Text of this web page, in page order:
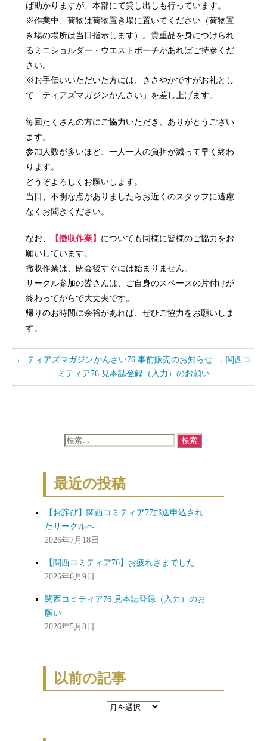
ば助かりますが、本部にて貸し出しも行っています。
※作業中、荷物は荷物置き場に置いてください（荷物置
き場の場所は当日指示します）。貴重品を身につけられ
るミニショルダー・ウエストポーチがあればご持参くだ
さい。
※お手伝いいただいた方には、ささやかですがお礼とし
て「ティアズマガジンかんさい」を差し上げます。
毎回たくさんの方にご協力いただき、ありがとうござい
ます。
参加人数が多いほど、一人一人の負担が減って早く終わ
ります。
どうぞよろしくお願いします。
当日、不明な点がありましたらお近くのスタッフに遠慮
なくお聞きください。
なお、 【撤収作業】 についても同様に皆様のご協力をお
願いしています。
撤収作業は、閉会後すぐには始まりません。
サークル参加の皆さんは、ご自身のスペースの片付けが
終わってからで大丈夫です。
帰りのお時間に余裕があれば、ぜひご協力をお願いしま
す。
← ティアズマガジンかんさい76 事前販売のお知らせ → 関西コ
ミティア76 見本誌登録（入力）のお願い
検
象:
最近の投稿
【お詫び】関西コミティア77郵送申込され
たサークルへ
2026年7月18日
【関西コミティア76】お疲れさまでした
2026年6月9日
関西コミティア76 見本誌登録（入力）のお
願い
2026年5月8日
以前の記事
以